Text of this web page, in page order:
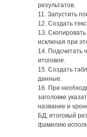
результатов.
11. Запустить
12. Создать
13.
исключая при
14. Подсчитать
итоговое.
15. Создать
данные.
16. При
заголовке
название и
БД, итоговый
фамилию